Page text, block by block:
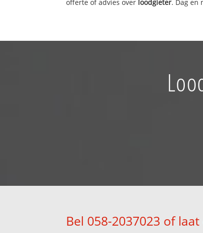
offerte of advies over loodgieter. Dag en
Bel 058-2037023 of